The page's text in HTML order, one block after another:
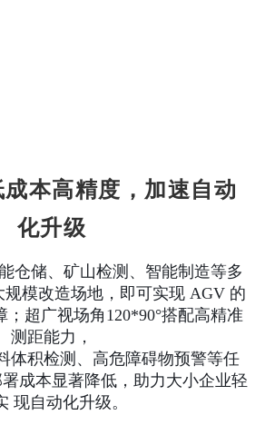
本高精度，加速自动
化升级
仓储、矿山检测、智能制造等多
模改造场地，即可实现 AGV 的
超广视场角120*90°搭配高精准
测距能力，
体积检测、高危障碍物预警等任
成本显著降低，助力大小企业轻
现自动化升级。